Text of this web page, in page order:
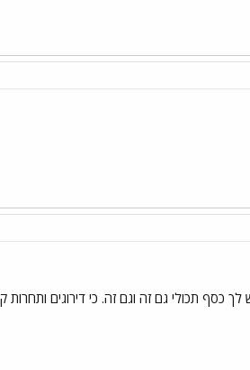
תכולי גם זה וגם זה. כי דירוגים